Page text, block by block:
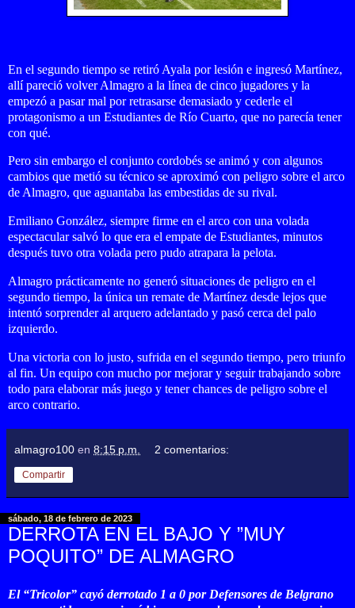
En el segundo tiempo se retiró Ayala por lesión e ingresó Martínez,
allí pareció volver Almagro a la línea de cinco jugadores y la
empezó a pasar mal por retrasarse demasiado y cederle el
protagonismo a un Estudiantes de Río Cuarto, que no parecía tener
con qué.
Pero sin embargo el conjunto cordobés se animó y con algunos
cambios que metió su técnico se aproximó con peligro sobre el arco
de Almagro, que aguantaba las embestidas de su rival.
Emiliano González, siempre firme en el arco con una volada
espectacular salvó lo que era el empate de Estudiantes, minutos
después tuvo otra volada pero pudo atrapara la pelota.
Almagro prácticamente no generó situaciones de peligro en el
segundo tiempo, la única un remate de Martínez desde lejos que
intentó sorprender al arquero adelantado y pasó cerca del palo
izquierdo.
Una victoria con lo justo, sufrida en el segundo tiempo, pero triunfo
al fin. Un equipo con mucho por mejorar y seguir trabajando sobre
todo para elaborar más juego y tener chances de peligro sobre el
arco contrario.
almagro100 en 8:15 p.m. 2 comentarios:
Compartir
sábado, 18 de febrero de 2023
DERROTA EN EL BAJO Y ”MUY
POQUITO” DE ALMAGRO
El “Tricolor” cayó derrotado 1 a 0 por Defensores de Belgrano